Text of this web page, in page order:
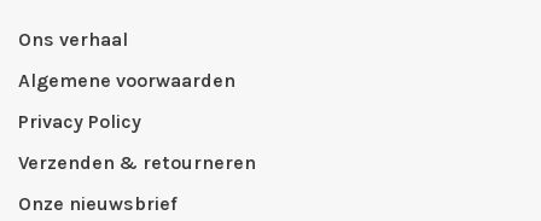
Ons verhaal
Algemene voorwaarden
Privacy Policy
Verzenden & retourneren
Onze nieuwsbrief